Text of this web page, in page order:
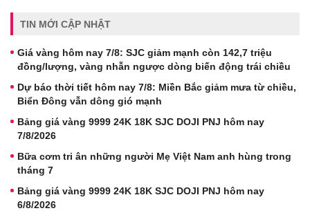
TIN MỚI CẬP NHẬT
Giá vàng hôm nay 7/8: SJC giảm mạnh còn 142,7 triệu
đồng/lượng, vàng nhẫn ngược dòng biến động trái chiều
Dự báo thời tiết hôm nay 7/8: Miền Bắc giảm mưa từ chiều,
Biển Đông vẫn dông gió mạnh
Bảng giá vàng 9999 24K 18K SJC DOJI PNJ hôm nay
7/8/2026
Bữa cơm tri ân những người Mẹ Việt Nam anh hùng trong
tháng 7
Bảng giá vàng 9999 24K 18K SJC DOJI PNJ hôm nay
6/8/2026